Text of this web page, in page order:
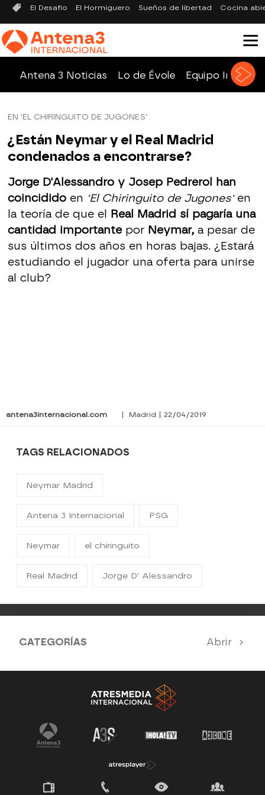
El Desafío El Hormiguero Sueños de libertad Cocina
Antena 3 Noticias Lo de Évole Equipo
EN 'EL CHIRINGUITO DE JUGONES'
¿Están Neymar y el Real Madrid
condenados a encontrarse?
Jorge D'Alessandro y Josep Pedrerol han
coincididoen 'El Chiringuito de Jugones'en
la teoría de que el Real Madrid sí pagaría una
cantidad importante por Neymar,a pesar de
sus últimos dos años en horas bajas. ¿Estará
estudiando el jugador una oferta para unirse
al club?
antena3internacional.com | Madrid | 22/04/2019
TAGS RELACIONADOS
Neymar Madrid
Antena 3 Internacional PSG
Neymar el chiringuito
Real Madrid Jorge D' Alessandro
CATEGORÍAS Abrir
Antena 3 Noticias El Hormiguero
Tu cara me suena Pasapalabra